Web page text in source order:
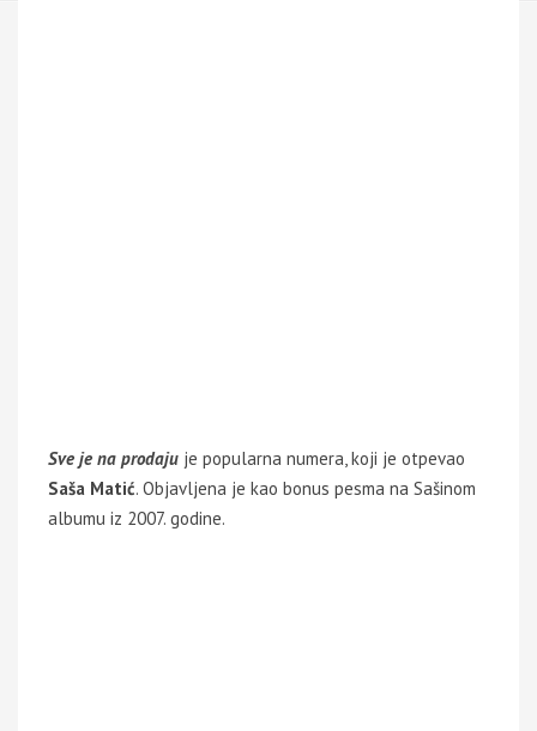
Sve je na prodaju je popularna numera, koji je otpevao
Saša Matić. Objavljena je kao bonus pesma na Sašinom
albumu iz 2007. godine.